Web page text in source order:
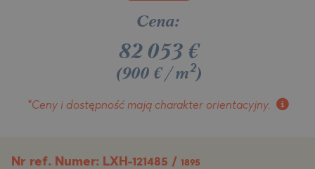
Cena:
82 053 €
(900 €/m2)
*Ceny i dostępność mają charakter orientacyjny.
Nr ref. Numer: LXH-121485 / 1895